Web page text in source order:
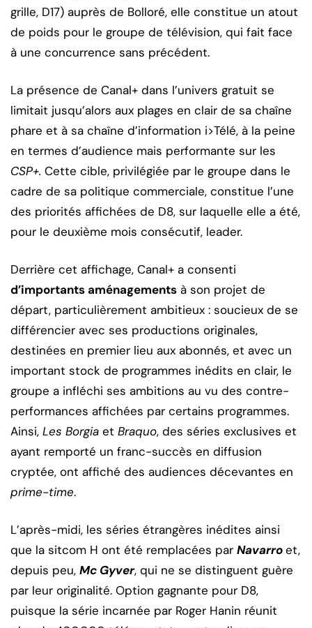
grille, D17) auprès de Bolloré, elle constitue un atout
de poids pour le groupe de télévision, qui fait face
à une concurrence sans précédent.
La présence de Canal+ dans l’univers gratuit se
limitait jusqu’alors aux plages en clair de sa chaîne
phare et à sa chaîne d’information i>Télé, à la peine
en termes d’audience mais performante sur les
CSP+. Cette cible, privilégiée par le groupe dans le
cadre de sa politique commerciale, constitue l’une
des priorités affichées de D8, sur laquelle elle a été,
pour le deuxième mois consécutif, leader.
Derrière cet affichage, Canal+ a consenti
d’importants aménagements à son projet de
départ, particulièrement ambitieux : soucieux de se
différencier avec ses productions originales,
destinées en premier lieu aux abonnés, et avec un
important stock de programmes inédits en clair, le
groupe a infléchi ses ambitions au vu des contre-
performances affichées par certains programmes.
Ainsi, Les Borgia et Braquo, des séries exclusives et
ayant remporté un franc-succès en diffusion
cryptée, ont affiché des audiences décevantes en
prime-time.
L’après-midi, les séries étrangères inédites ainsi
que la sitcom H ont été remplacées par Navarroet,
depuis peu, Mc Gyver, qui ne se distinguent guère
par leur originalité. Option gagnante pour D8,
puisque la série incarnée par Roger Hanin réunit